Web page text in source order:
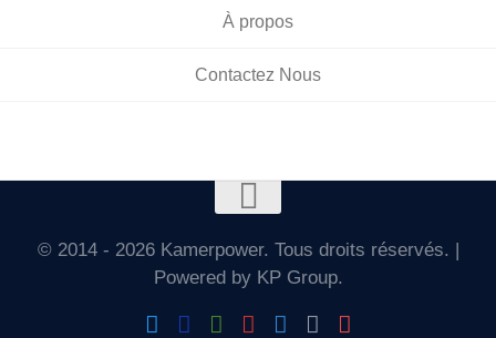
À propos
Contactez Nous
© 2014 - 2026 Kamerpower. Tous droits réservés. |
Powered by KP Group.